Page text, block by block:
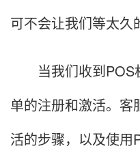
可不会让我们等太久
当我们收到POS
单的注册和激活。客
活的步骤，以及使用